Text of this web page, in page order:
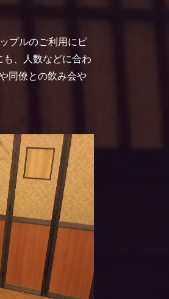
プルのご利用にピ
、人数などに合わ
同僚との飲み会や